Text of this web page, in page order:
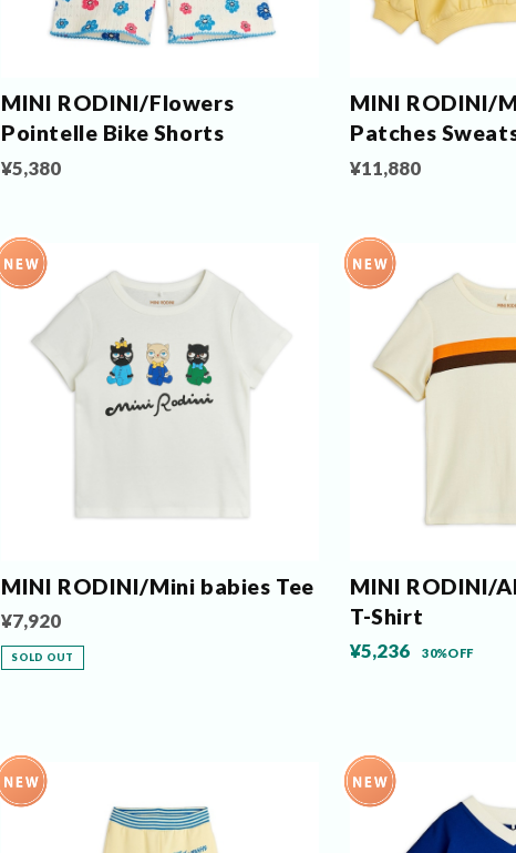
MINI RODINI/Flowers
Pointelle Bike Shorts
¥5,380
MINI RODINI/
Patches
¥11,880
MINI RODINI/Mini babies Tee
¥7,920
SOLD OUT
MINI RODINI/
T-Shirt
¥5,236 30%OFF